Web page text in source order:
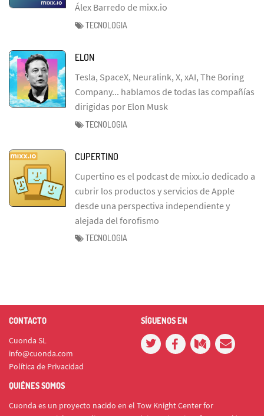
Álex Barredo de mixx.io
TECNOLOGIA
ELON
Tesla, SpaceX, Neuralink, X, xAI, The Boring
Company... hablamos de todas las compañías
dirigidas por Elon Musk
TECNOLOGIA
CUPERTINO
Cupertino es el podcast de mixx.io dedicado a
cubrir los productos y servicios de Apple
desde una perspectiva independiente y
alejada del forofismo
TECNOLOGIA
CONTACTO
Cuonda SL
info@cuonda.com
Política de Privacidad
SÍGUENOS EN
QUIÉNES SOMOS
Cuonda es un proyecto nacido en el Tow Knight Center for